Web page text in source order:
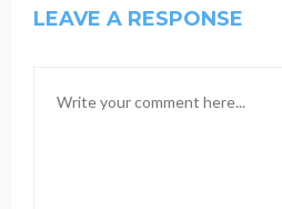
LEAVE A RESPONSE